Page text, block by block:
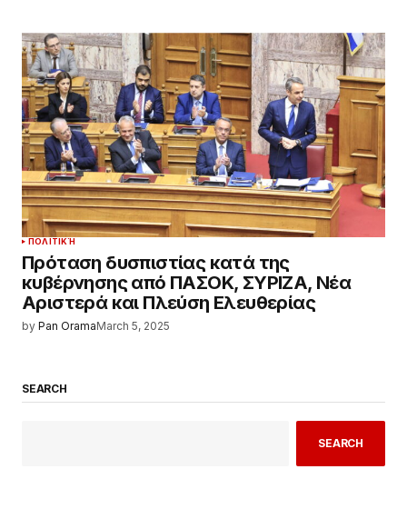
ΠΟΛΙΤΙΚΉ
Πρόταση δυσπιστίας κατά της
κυβέρνησης από ΠΑΣΟΚ, ΣΥΡΙΖΑ, Νέα
Αριστερά και Πλεύση Ελευθερίας
by Pan OramaMarch 5, 2025
SEARCH
SEARCH